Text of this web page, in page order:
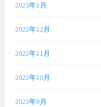
2023年1月
2022年12月
2022年11月
2022年10月
2022年9月